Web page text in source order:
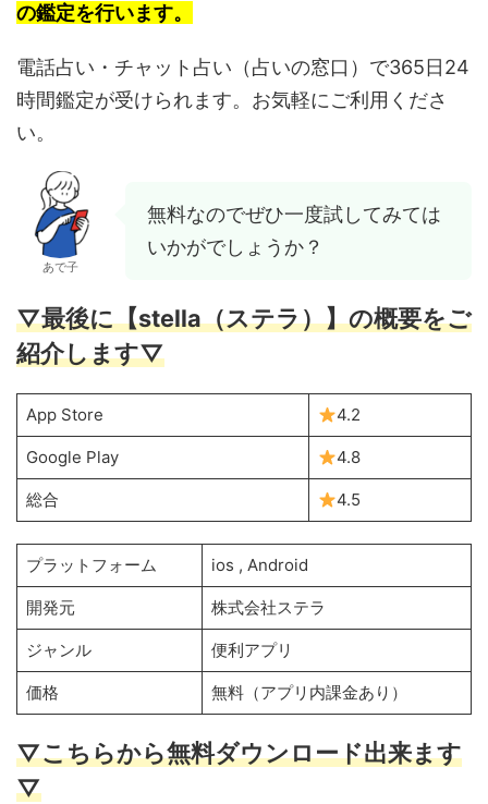
の鑑定を行います。
電話占い・チャット占い（占いの窓口）で365日24
時間鑑定が受けられます。お気軽にご利用くださ
い。
あで子
無料なのでぜひ一度試してみては
いかがでしょうか？
▽最後に【stella（ステラ）】の概要をご
紹介します▽
App Store 4.2
Google Play 4.8
総合 4.5
プラットフォーム ios , Android
開発元 株式会社ステラ
ジャンル 便利アプリ
価格 無料（アプリ内課金あり）
▽こちらから無料ダウンロード出来ます
▽